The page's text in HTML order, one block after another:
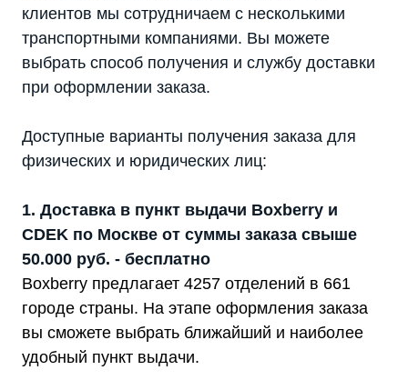
клиентов мы сотрудничаем с несколькими
транспортными компаниями. Вы можете
выбрать способ получения и службу доставки
при оформлении заказа.
Доступные варианты получения заказа для
физических и юридических лиц:
1. Доставка в пункт выдачи Boxberry и
CDEK по Москве от суммы заказа свыше
50.000 руб. - бесплатно
Boxberry предлагает 4257 отделений в 661
городе страны. На этапе оформления заказа
вы сможете выбрать ближайший и наиболее
удобный пункт выдачи.